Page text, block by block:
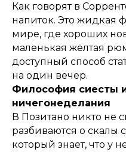
Как говорят в
напиток. Это жидкая
мире, где хороших
маленькая жёлтая
доступный способ
на один вечер.
Философия сиесты
ничегонеделания
В Позитано никто не
разбиваются о скалы
который знает, что у